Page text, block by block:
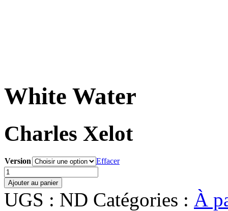
White Water
Charles Xelot
Version
Effacer
quantité
de
White
Water
Ajouter au panier
UGS : ND Catégories : À